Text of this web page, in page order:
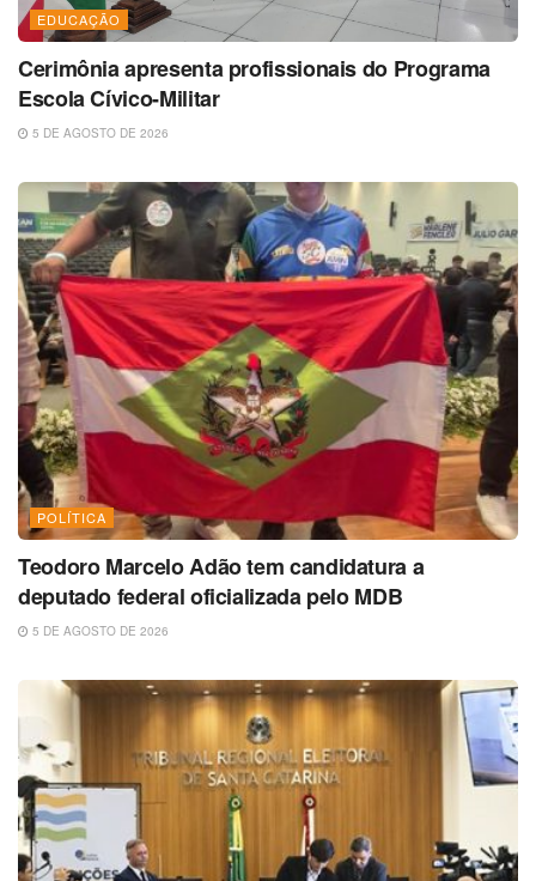
EDUCAÇÃO
Cerimônia apresenta profissionais do Programa
Escola Cívico-Militar
5 DE AGOSTO DE 2026
POLÍTICA
Teodoro Marcelo Adão tem candidatura a
deputado federal oficializada pelo MDB
5 DE AGOSTO DE 2026